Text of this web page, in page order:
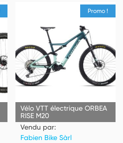
Promo !
Vélo VTT électrique ORBEA
RISE M20
Vendu par:
Fabien Bike Sàrl